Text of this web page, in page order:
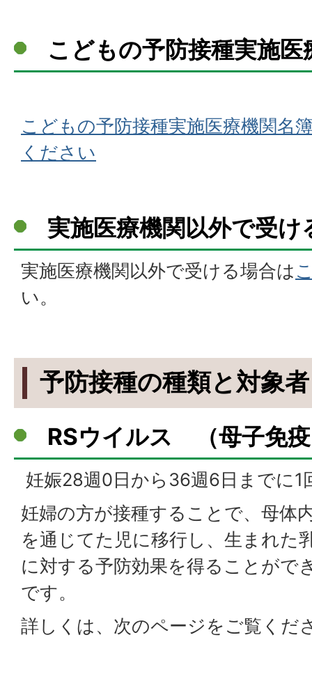
こどもの予防接種実施医
こどもの予防接種実施医療機関名
ください
実施医療機関以外で受け
実施医療機関以外で受ける場合は
い。
予防接種の種類と対象者
RSウイルス （母子免
妊娠28週0日から36週6日までに1
妊婦の方が接種することで、母体
を通じてた児に移行し、生まれた
に対する予防効果を得ることがで
です。
詳しくは、次のページをご覧くだ